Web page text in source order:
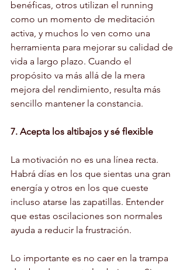
benéficas, otros utilizan el running
como un momento de meditación
activa, y muchos lo ven como una
herramienta para mejorar su calidad de
vida a largo plazo. Cuando el
propósito va más allá de la mera
mejora del rendimiento, resulta más
sencillo mantener la constancia.
7. Acepta los altibajos y sé flexible
La motivación no es una línea recta.
Habrá días en los que sientas una gran
energía y otros en los que cueste
incluso atarse las zapatillas. Entender
que estas oscilaciones son normales
ayuda a reducir la frustración.
Lo importante es no caer en la trampa